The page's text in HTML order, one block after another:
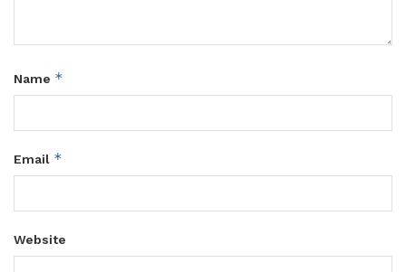
Name *
Email *
Website